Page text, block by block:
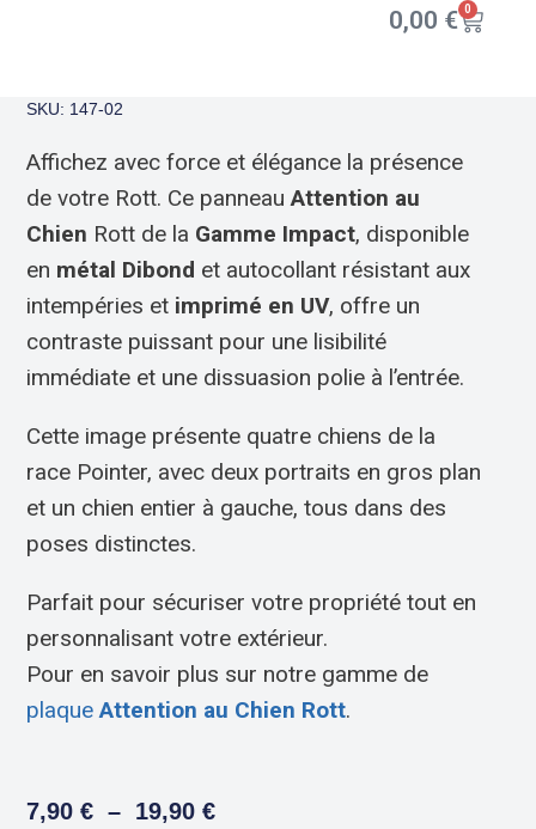
0,00 € 0
SKU: 147-02
Affichez avec force et élégance la présence
de votre Rott. Ce panneauAttention au
Chien Rott de la Gamme Impact, disponible
en métal Dibond et autocollant résistant aux
intempéries et imprimé en UV, offre un
contraste puissant pour une lisibilité
immédiate et une dissuasion polie à l’entrée.
Cette image présente quatre chiens de la
race Pointer, avec deux portraits en gros plan
et un chien entier à gauche, tous dans des
poses distinctes.
Parfait pour sécuriser votre propriété tout en
personnalisant votre extérieur.
Pour en savoir plus sur notre gamme de
plaqueAttention au Chien Rott.
7,90€ – 19,90€